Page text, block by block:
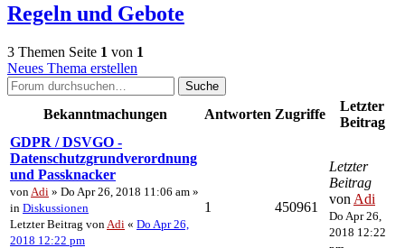
Regeln und Gebote
3 Themen Seite 1 von 1
Neues Thema erstellen
Suche
Bekanntmachungen Antworten Zugriffe
Letzter
Beitrag
GDPR / DSVGO -
Datenschutzgrundverordnung
und Passknacker
von Adi » Do Apr 26, 2018 11:06 am »
in Diskussionen
Letzter Beitrag von Adi « Do Apr 26,
2018 12:22 pm
1 450961
Letzter
Beitrag
von Adi
Do Apr 26,
2018 12:22